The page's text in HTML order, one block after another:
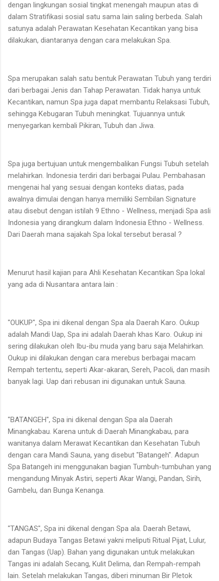
dengan lingkungan sosial tingkat menengah maupun atas di
dalam Stratifikasi sosial satu sama lain saling berbeda. Salah
satunya adalah Perawatan Kesehatan Kecantikan yang bisa
dilakukan, diantaranya dengan cara melakukan Spa.
Spa merupakan salah satu bentuk Perawatan Tubuh yang terdiri
dari berbagai Jenis dan Tahap Perawatan. Tidak hanya untuk
Kecantikan, namun Spa juga dapat membantu Relaksasi Tubuh,
sehingga Kebugaran Tubuh meningkat. Tujuannya untuk
menyegarkan kembali Pikiran, Tubuh dan Jiwa.
Spa juga bertujuan untuk mengembalikan Fungsi Tubuh setelah
melahirkan. Indonesia terdiri dari berbagai Pulau. Pembahasan
mengenai hal yang sesuai dengan konteks diatas, pada
awalnya dimulai dengan hanya memiliki Sembilan Signature
atau disebut dengan istilah 9 Ethno - Wellness, menjadi Spa asli
Indonesia yang dirangkum dalam Indonesia Ethno - Wellness.
Dari Daerah mana sajakah Spa lokal tersebut berasal ?
Menurut hasil kajian para Ahli Kesehatan Kecantikan Spa lokal
yang ada di Nusantara antara lain :
"OUKUP", Spa ini dikenal dengan Spa ala Daerah Karo. Oukup
adalah Mandi Uap, Spa ini adalah Daerah khas Karo. Oukup ini
sering dilakukan oleh Ibu-ibu muda yang baru saja Melahirkan.
Oukup ini dilakukan dengan cara merebus berbagai macam
Rempah tertentu, seperti Akar-akaran, Sereh, Pacoli, dan masih
banyak lagi. Uap dari rebusan ini digunakan untuk Sauna.
"BATANGEH", Spa ini dikenal dengan Spa ala Daerah
Minangkabau. Karena untuk di Daerah Minangkabau, para
wanitanya dalam Merawat Kecantikan dan Kesehatan Tubuh
dengan cara Mandi Sauna, yang disebut "Batangeh". Adapun
Spa Batangeh ini menggunakan bagian Tumbuh-tumbuhan yang
mengandung Minyak Astiri, seperti Akar Wangi, Pandan, Sirih,
Gambelu, dan Bunga Kenanga.
"TANGAS", Spa ini dikenal dengan Spa ala. Daerah Betawi,
adapun Budaya Tangas Betawi yakni meliputi Ritual Pijat, Lulur,
dan Tangas (Uap). Bahan yang digunakan untuk melakukan
Tangas ini adalah Secang, Kulit Delima, dan Rempah-rempah
lain. Setelah melakukan Tangas, diberi minuman Bir Pletok